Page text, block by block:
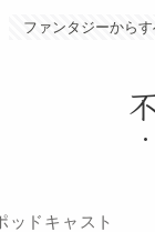
ファンタジーから
ッドキャスト